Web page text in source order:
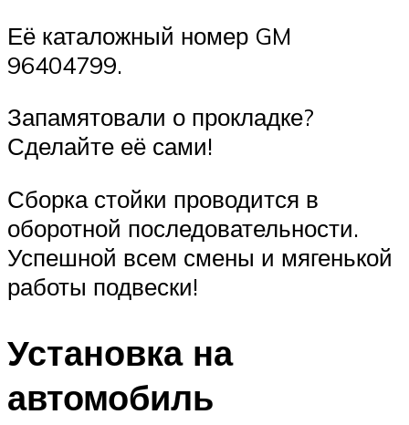
Её каталожный номер GM
96404799.
Запамятовали о прокладке?
Сделайте её сами!
Сборка стойки проводится в
оборотной последовательности.
Успешной всем смены и мягенькой
работы подвески!
Установка на
автомобиль